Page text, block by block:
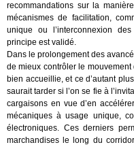
recommandations sur la
mécanismes de facilitation,
unique ou l’interconnexion
principe est validé.
Dans le prolongement des
de mieux contrôler le
bien accueillie, et ce d’autant
saurait tarder si l’on se fie à
cargaisons en vue d’en
mécaniques à usage unique,
électroniques. Ces derniers
marchandises le long du